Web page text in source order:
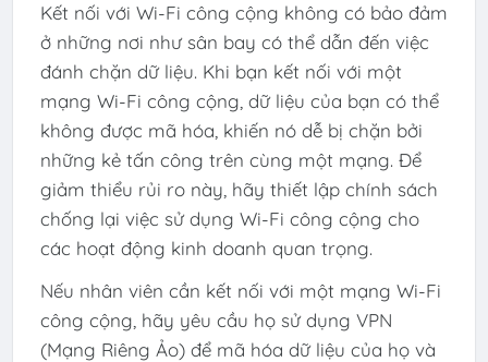
Kết nối với Wi-Fi công cộng không có bảo đảm
ở những nơi như sân bay có thể dẫn đến việc
đánh chặn dữ liệu. Khi bạn kết nối với một
mạng Wi-Fi công cộng, dữ liệu của bạn có thể
không được mã hóa, khiến nó dễ bị chặn bởi
những kẻ tấn công trên cùng một mạng. Để
giảm thiểu rủi ro này, hãy thiết lập chính sách
chống lại việc sử dụng Wi-Fi công cộng cho
các hoạt động kinh doanh quan trọng.
Nếu nhân viên cần kết nối với một mạng Wi-Fi
công cộng, hãy yêu cầu họ sử dụng VPN
(Mạng Riêng Ảo) để mã hóa dữ liệu của họ và